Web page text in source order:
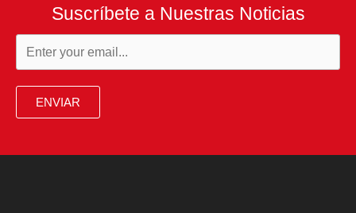
Suscríbete a Nuestras Noticias
ENVIAR